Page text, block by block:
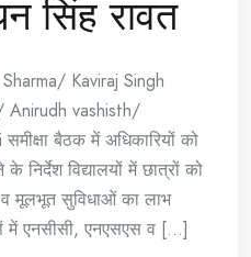
सिंह रावत
Kaviraj Singh
Anirudh vashisth/
बैठक में अधिकारियों को
विद्यालयों में छात्रों को
व मूलभूत सुविधाओं का लाभ
में एनसीसी, एनएसएस व [...]